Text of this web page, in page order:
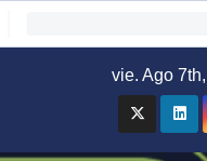
vie. Ago